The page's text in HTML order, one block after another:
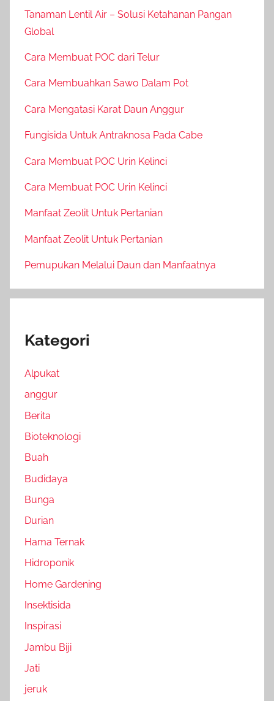
Tanaman Lentil Air – Solusi Ketahanan Pangan
Global
Cara Membuat POC dari Telur
Cara Membuahkan Sawo Dalam Pot
Cara Mengatasi Karat Daun Anggur
Fungisida Untuk Antraknosa Pada Cabe
Cara Membuat POC Urin Kelinci
Cara Membuat POC Urin Kelinci
Manfaat Zeolit Untuk Pertanian
Manfaat Zeolit Untuk Pertanian
Pemupukan Melalui Daun dan Manfaatnya
Kategori
Alpukat
anggur
Berita
Bioteknologi
Buah
Budidaya
Bunga
Durian
Hama Ternak
Hidroponik
Home Gardening
Insektisida
Inspirasi
Jambu Biji
Jati
jeruk